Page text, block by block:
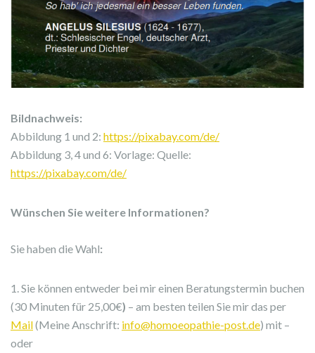
Bildnachweis:
Abbildung 1 und 2: https://pixabay.com/de/
Abbildung 3, 4 und 6: Vorlage: Quelle:
https://pixabay.com/de/
Wünschen Sie weitere Informationen?
Sie haben die Wahl:
1. Sie können entweder bei mir einen Beratungstermin buchen
(30 Minuten für 25,00€) – am besten teilen Sie mir das per
Mail(Meine Anschrift: info@homoeopathie-post.de) mit –
oder